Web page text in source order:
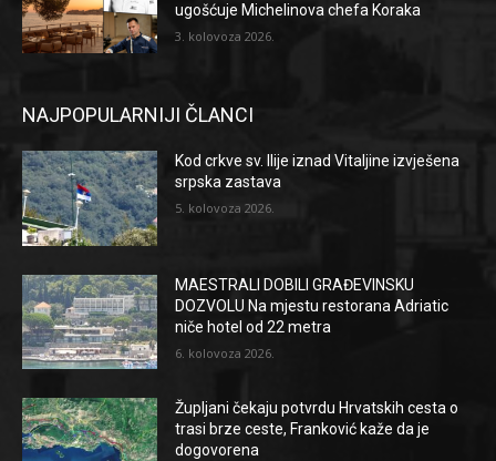
ugošćuje Michelinova chefa Koraka
3. kolovoza 2026.
NAJPOPULARNIJI ČLANCI
Kod crkve sv. Ilije iznad Vitaljine izvješena
srpska zastava
5. kolovoza 2026.
MAESTRALI DOBILI GRAĐEVINSKU
DOZVOLU Na mjestu restorana Adriatic
niče hotel od 22 metra
6. kolovoza 2026.
Župljani čekaju potvrdu Hrvatskih cesta o
trasi brze ceste, Franković kaže da je
dogovorena